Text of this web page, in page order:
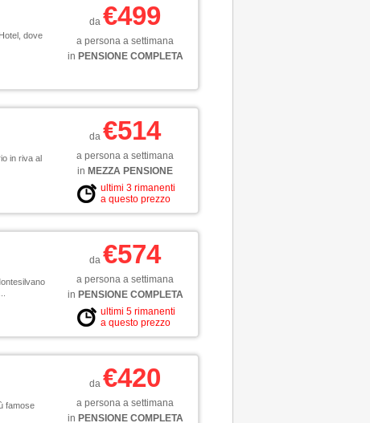
da €499
a persona a settimana
in PENSIONE COMPLETA
dove
da €514
a persona a settimana
in MEZZA PENSIONE
ultimi 3 rimanenti
a questo prezzo
in riva al
da €574
a persona a settimana
in PENSIONE COMPLETA
ultimi 5 rimanenti
a questo prezzo
da €420
a persona a settimana
in PENSIONE COMPLETA
famose